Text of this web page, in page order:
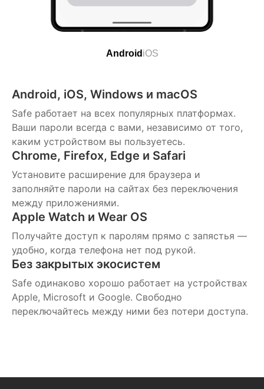
Android iOS
Android, iOS, Windows и macOS
Safe работает на всех популярных платформах.
Ваши пароли всегда с вами, независимо от того,
каким устройством вы пользуетесь.
Chrome, Firefox, Edge и Safari
Установите расширение для браузера и
заполняйте пароли на сайтах без переключения
между приложениями.
Apple Watch и Wear OS
Получайте доступ к паролям прямо с запястья —
удобно, когда телефона нет под рукой.
Без закрытых экосистем
Safe одинаково хорошо работает на устройствах
Apple, Microsoft и Google. Свободно
переключайтесь между ними без потери доступа.